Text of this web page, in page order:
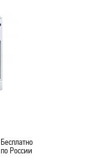
Бесплатно
по России